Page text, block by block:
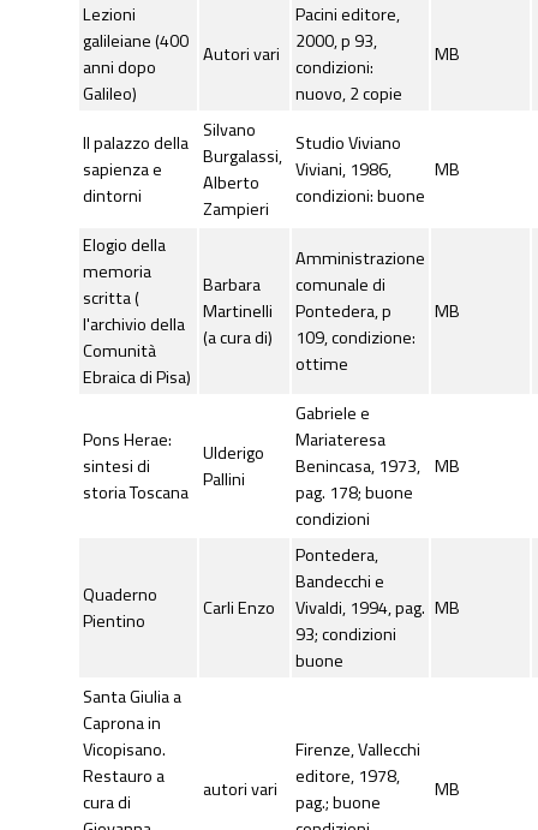
Lezioni
galileiane (400
anni dopo
Galileo)
Autori vari
Pacini editore,
2000, p 93,
condizioni:
nuovo, 2 copie
MB
Il palazzo della
sapienza e
dintorni
Silvano
Burgalassi,
Alberto
Zampieri
Studio Viviano
Viviani, 1986,
condizioni: buone
MB
Elogio della
memoria
scritta (
l'archivio della
Comunità
Ebraica di Pisa)
Barbara
Martinelli
(a cura di)
Amministrazione
comunale di
Pontedera, p
109, condizione:
ottime
MB
Pons Herae:
sintesi di
storia Toscana
Ulderigo
Pallini
Gabriele e
Mariateresa
Benincasa, 1973,
pag. 178; buone
condizioni
MB
Quaderno
Pientino
Carli Enzo
Pontedera,
Bandecchi e
Vivaldi, 1994, pag.
93; condizioni
buone
MB
Santa Giulia a
Caprona in
Vicopisano.
Restauro a
cura di
autori vari
Firenze, Vallecchi
editore, 1978,
pag.; buone
MB